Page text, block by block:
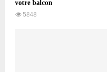
votre balcon
5848